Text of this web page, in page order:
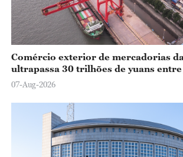
Comércio exterior de mercadorias
ultrapassa 30 trilhões de yuans
07-Aug-2026